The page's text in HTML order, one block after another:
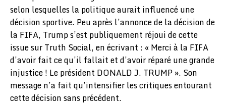
selon lesquelles la politique aurait influencé une
décision sportive. Peu après l’annonce de la décision de
la FIFA, Trump s’est publiquement réjoui de cette
issue sur Truth Social, en écrivant : « Merci à la FIFA
d’avoir fait ce qu’il fallait et d’avoir réparé une grande
injustice ! Le président DONALD J. TRUMP ». Son
message n’a fait qu’intensifier les critiques entourant
cette décision sans précédent.